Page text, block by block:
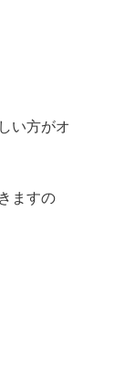
い方がオ
ますの